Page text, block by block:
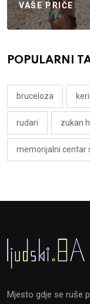
VAŠE PRIČE
POPULARNI
bruceloza
rudari zukan
memorijalni centar
Mjesto gdje se ruše